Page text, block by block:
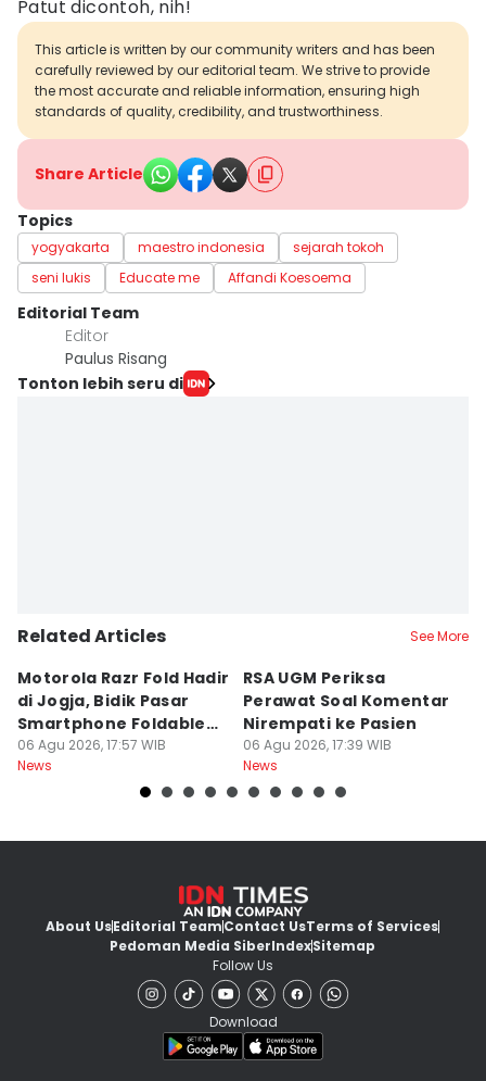
Patut dicontoh, nih!
This article is written by our community writers and has been
carefully reviewed by our editorial team. We strive to provide
the most accurate and reliable information, ensuring high
standards of quality, credibility, and trustworthiness.
Share Article
Topics
yogyakarta maestro indonesia
sejarah tokoh
seni lukis
Educate me Affandi Koesoema
Editorial Team
Editor
Paulus Risang
Tonton lebih seru di
Related Articles See More
Motorola Razr Fold Hadir
di Jogja, Bidik Pasar
Smartphone Foldable
Premium
06 Agu 2026, 17:57 WIB
News
RSA UGM Periksa
Perawat Soal Komentar
Nirempati ke Pasien
06 Agu 2026, 17:39 WIB
News
About UsEditorial TeamContact UsTerms of Services
Pedoman Media SiberIndexSitemap
Follow Us
Download